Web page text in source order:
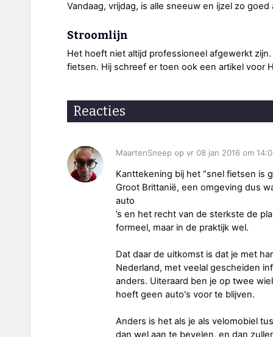
Vandaag, vrijdag, is alle sneeuw en ijzel zo goed
Stroomlijn
Het hoeft niet altijd professioneel afgewerkt
fietsen. Hij schreef er toen ook een artikel voor
Reacties
MaartenSneep op vr 08 jan 2016 om
Kanttekening bij het “snel fietsen is
Groot Brittanië, een omgeving dus
auto
’s en het recht van de sterkste de
formeel, maar in de praktijk wel.
Dat daar de uitkomst is dat je met
Nederland, met veelal gescheiden
anders. Uiteraard ben je op twee
hoeft geen auto's voor te blijven.
Anders is het als je als velomobiel
dan wel aan te bevelen, en dan